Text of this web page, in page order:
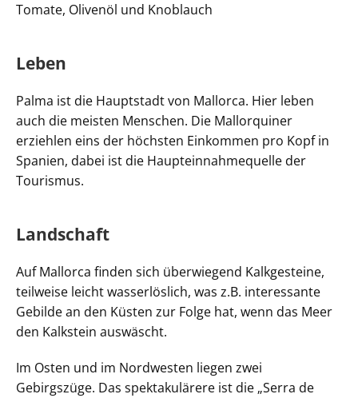
Tomate, Olivenöl und Knoblauch
Leben
Palma ist die Hauptstadt von Mallorca. Hier leben
auch die meisten Menschen. Die Mallorquiner
erziehlen eins der höchsten Einkommen pro Kopf in
Spanien, dabei ist die Haupteinnahmequelle der
Tourismus.
Landschaft
Auf Mallorca finden sich überwiegend Kalkgesteine,
teilweise leicht wasserlöslich, was z.B. interessante
Gebilde an den Küsten zur Folge hat, wenn das Meer
den Kalkstein auswäscht.
Im Osten und im Nordwesten liegen zwei
Gebirgszüge. Das spektakulärere ist die „Serra de